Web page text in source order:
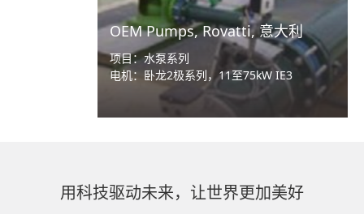
OEM Pumps, Rovatti, 意大利
项目：水泵系列
电机：卧龙2极系列，11至75kW IE3
用科技驱动未来，让世界更加美好